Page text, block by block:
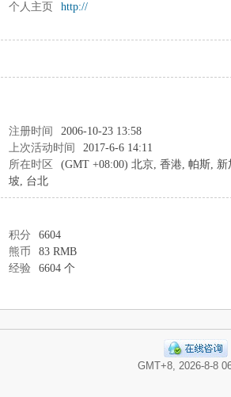
个人主页 http://
注册时间
2006-10-23 13:58
上次活动时间
2017-6-6 14:11
所在时区
(GMT +08:00) 北京, 香港, 帕斯, 新
坡, 台北
积分
6604
熊币
83 RMB
经验
6604 个
GMT+8, 2026-8-8